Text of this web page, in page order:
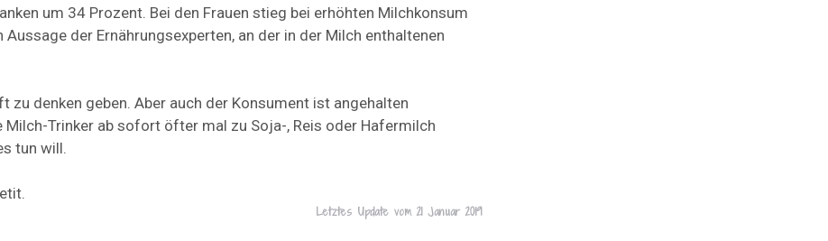
um 34 Prozent. Bei den Frauen stieg bei erhöhten Milchkonsum
der Ernährungsexperten, an der in der Milch enthaltenen
denken geben. Aber auch der Konsument ist angehalten
Trinker ab sofort öfter mal zu Soja-, Reis oder Hafermilch
tun will.
Letztes Update vom 21 Januar 2019